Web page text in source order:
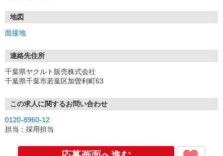
地図
面接地
連絡先住所
千葉県ヤクルト販売株式会社
千葉県千葉市若葉区加曽利町63
この求人に関するお問い合わせ
0120-8960-12
担当：採用担当